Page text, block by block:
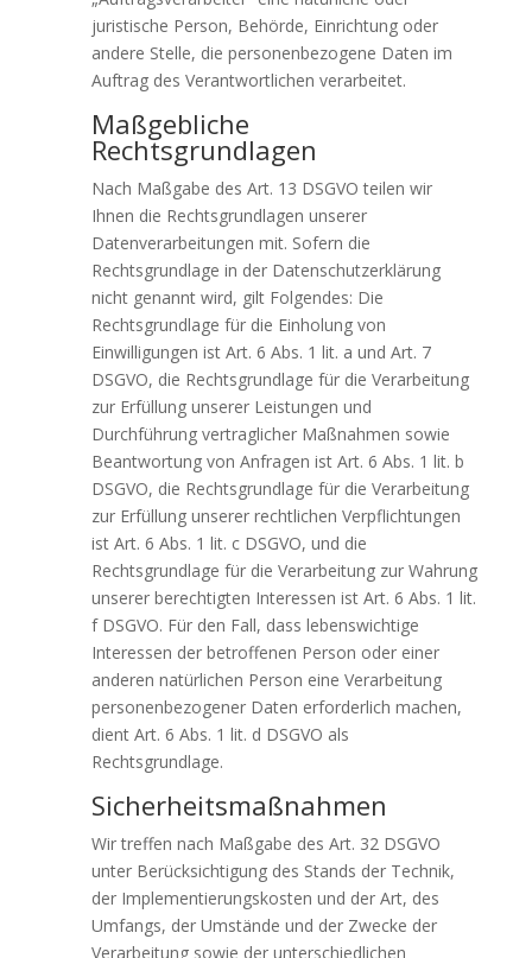
juristische Person, Behörde, Einrichtung oder
andere Stelle, die personenbezogene Daten im
Auftrag des Verantwortlichen verarbeitet.
Maßgebliche
Rechtsgrundlagen
Nach Maßgabe des Art. 13 DSGVO teilen wir
Ihnen die Rechtsgrundlagen unserer
Datenverarbeitungen mit. Sofern die
Rechtsgrundlage in der Datenschutzerklärung
nicht genannt wird, gilt Folgendes: Die
Rechtsgrundlage für die Einholung von
Einwilligungen ist Art. 6 Abs. 1 lit. a und Art. 7
DSGVO, die Rechtsgrundlage für die Verarbeitung
zur Erfüllung unserer Leistungen und
Durchführung vertraglicher Maßnahmen sowie
Beantwortung von Anfragen ist Art. 6 Abs. 1 lit. b
DSGVO, die Rechtsgrundlage für die Verarbeitung
zur Erfüllung unserer rechtlichen Verpflichtungen
ist Art. 6 Abs. 1 lit. c DSGVO, und die
Rechtsgrundlage für die Verarbeitung zur Wahrung
unserer berechtigten Interessen ist Art. 6 Abs. 1 lit.
f DSGVO. Für den Fall, dass lebenswichtige
Interessen der betroffenen Person oder einer
anderen natürlichen Person eine Verarbeitung
personenbezogener Daten erforderlich machen,
dient Art. 6 Abs. 1 lit. d DSGVO als
Rechtsgrundlage.
Sicherheitsmaßnahmen
Wir treffen nach Maßgabe des Art. 32 DSGVO
unter Berücksichtigung des Stands der Technik,
der Implementierungskosten und der Art, des
Umfangs, der Umstände und der Zwecke der
Verarbeitung sowie der unterschiedlichen